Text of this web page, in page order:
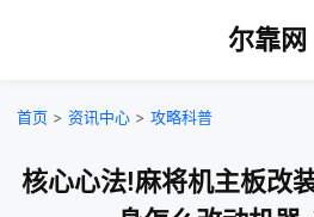
尔靠网
首页 > 资讯中心 > 攻略科普
核心心法!麻将机主板改